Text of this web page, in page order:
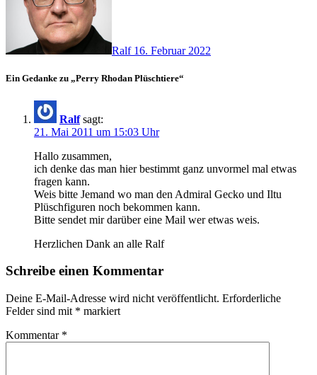
Ralf 16. Februar 2022
Ein Gedanke zu „Perry Rhodan Plüschtiere“
Ralf sagt:
21. Mai 2011 um 15:03 Uhr
Hallo zusammen,
ich denke das man hier bestimmt ganz unvormel mal etwas
fragen kann.
Weis bitte Jemand wo man den Admiral Gecko und Iltu
Plüschfiguren noch bekommen kann.
Bitte sendet mir darüber eine Mail wer etwas weis.
Herzlichen Dank an alle Ralf
Schreibe einen Kommentar
Deine E-Mail-Adresse wird nicht veröffentlicht. Erforderliche
Felder sind mit * markiert
Kommentar *